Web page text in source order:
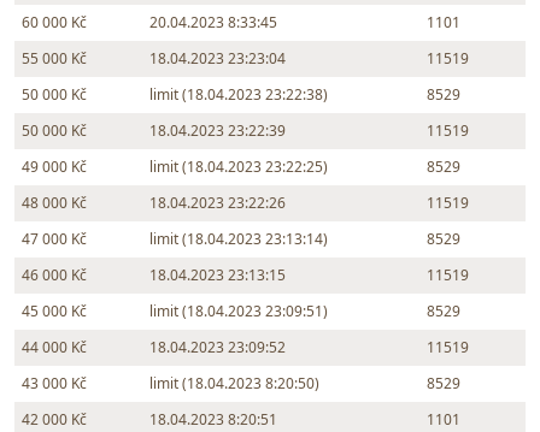
60 000 Kč
20.04.2023 8:33:45
1101
55 000 Kč
18.04.2023 23:23:04
11519
50 000 Kč
limit (18.04.2023 23:22:38)
8529
50 000 Kč
18.04.2023 23:22:39
11519
49 000 Kč
limit (18.04.2023 23:22:25)
8529
48 000 Kč
18.04.2023 23:22:26
11519
47 000 Kč
limit (18.04.2023 23:13:14)
8529
46 000 Kč
18.04.2023 23:13:15
11519
45 000 Kč
limit (18.04.2023 23:09:51)
8529
44 000 Kč
18.04.2023 23:09:52
11519
43 000 Kč
limit (18.04.2023 8:20:50)
8529
42 000 Kč
18.04.2023 8:20:51
1101